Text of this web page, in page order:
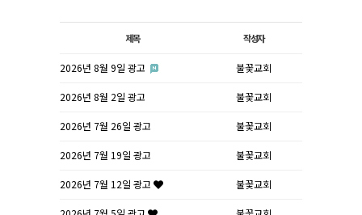
제목 작성자
2026년 8월 9일 광고 불꽃교회
2026년 8월 2일 광고 불꽃교회
2026년 7월 26일 광고 불꽃교회
2026년 7월 19일 광고 불꽃교회
2026년 7월 12일 광고 불꽃교회